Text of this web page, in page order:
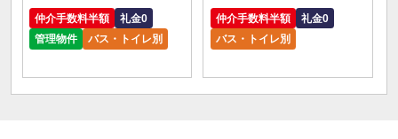
仲介手数料半額
礼金0
管理物件
バス・トイレ別
仲介手数料半額
礼金0
バス・トイレ別